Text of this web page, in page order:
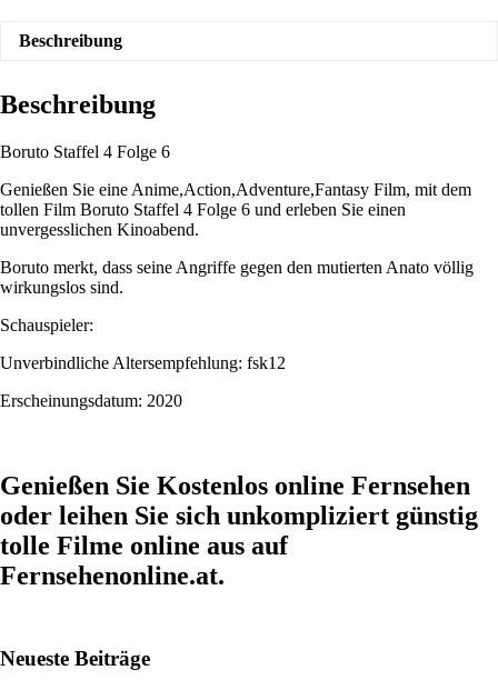
Beschreibung
Beschreibung
Boruto Staffel 4 Folge 6
Genießen Sie eine Anime,Action,Adventure,Fantasy Film, mit dem
tollen Film Boruto Staffel 4 Folge 6 und erleben Sie einen
unvergesslichen Kinoabend.
Boruto merkt, dass seine Angriffe gegen den mutierten Anato völlig
wirkungslos sind.
Schauspieler:
Unverbindliche Altersempfehlung: fsk12
Erscheinungsdatum: 2020
Genießen Sie Kostenlos online Fernsehen
oder leihen Sie sich unkompliziert günstig
tolle Filme online aus auf
Fernsehenonline.at.
Sidebar
Neueste Beiträge